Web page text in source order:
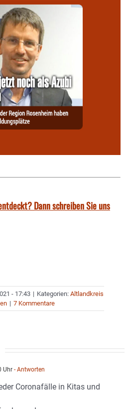
Dann schreiben Sie uns
- 17:43 | Kategorien: Altlandkreis
| 7 Kommentare
Uhr - Antworten
Coronafälle in Kitas und